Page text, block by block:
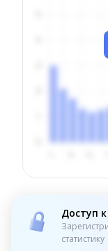
Доступ
статистику